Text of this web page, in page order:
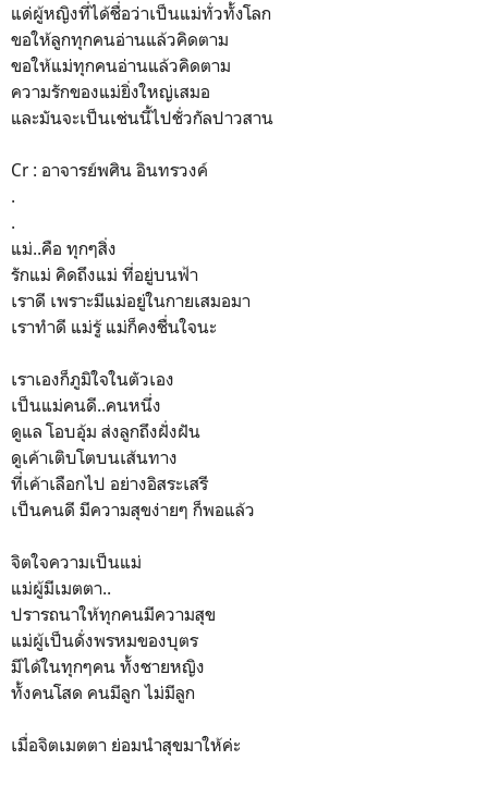
แด่ผู้หญิงที่ได้ชื่อว่าเป็นแม่ทั่วทั้งโลก
ขอให้ลูกทุกคนอ่านแล้วคิดตาม
ขอให้แม่ทุกคนอ่านแล้วคิดตาม
ความรักของแม่ยิ่งใหญ่เสมอ
และมันจะเป็นเช่นนี้ไปชั่วกัลปาวสาน
Cr : อาจารย์พศิน อินทรวงค์
.
.
แม่..คือ ทุกๆสิ่ง
รักแม่ คิดถึงแม่ ที่อยู่บนฟ้า
เราดี เพราะมีแม่อยู่ในกายเสมอมา
เราทำดี แม่รู้ แม่ก็คงชื่นใจนะ
เราเองก็ภูมิใจในตัวเอง
เป็นแม่คนดี..คนหนึ่ง
ดูแล โอบอุ้ม ส่งลูกถึงฝั่งฝัน
ดูเค้าเติบโตบนเส้นทาง
ที่เค้าเลือกไป อย่างอิสระเสรี
เป็นคนดี มีความสุขง่ายๆ ก็พอแล้ว
จิตใจความเป็นแม่
แม่ผู้มีเมตตา..
ปรารถนาให้ทุกคนมีความสุข
แม่ผู้เป็นดั่งพรหมของบุตร
มีได้ในทุกๆคน ทั้งชายหญิง
ทั้งคนโสด คนมีลูก ไม่มีลูก
เมื่อจิตเมตตา ย่อมนำสุขมาให้ค่ะ